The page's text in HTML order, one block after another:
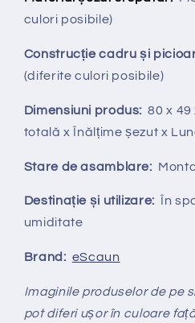
culori posibile)
Construcție cadru și
(diferite culori posibile)
Dimensiuni produs: 80 x 49
totală x Înălțime șezut x
Stare de asamblare:
Destinație și utilizare: În
umiditate
Brand: eScaun
Imaginile produselor de pe
pot diferi ușor în culoare